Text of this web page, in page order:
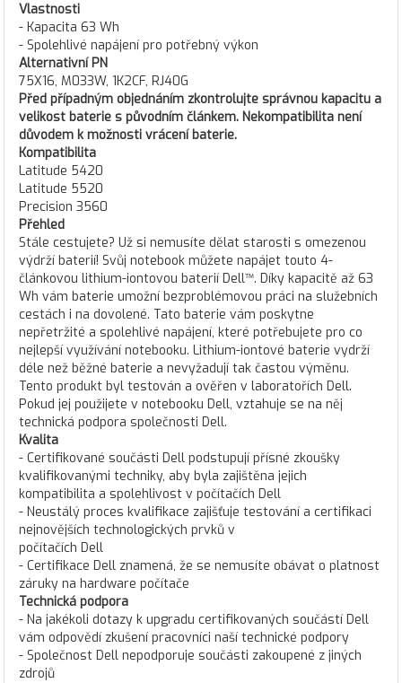
Vlastnosti
- Kapacita 63 Wh
- Spolehlivé napájení pro potřebný výkon
Alternativní PN
75X16, M033W, 1K2CF, RJ40G
Před případným objednáním zkontrolujte správnou kapacitu a
velikost baterie s původním článkem. Nekompatibilita není
důvodem k možnosti vrácení baterie.
Kompatibilita
Latitude 5420
Latitude 5520
Precision 3560
Přehled
Stále cestujete? Už si nemusíte dělat starosti s omezenou
výdrží baterií! Svůj notebook můžete napájet touto 4-
článkovou lithium-iontovou baterií Dell™. Díky kapacitě až 63
Wh vám baterie umožní bezproblémovou práci na služebních
cestách i na dovolené. Tato baterie vám poskytne
nepřetržité a spolehlivé napájení, které potřebujete pro co
nejlepší využívání notebooku. Lithium-iontové baterie vydrží
déle než běžné baterie a nevyžadují tak častou výměnu.
Tento produkt byl testován a ověřen v laboratořích Dell.
Pokud jej použijete v notebooku Dell, vztahuje se na něj
technická podpora společnosti Dell.
Kvalita
- Certifikované součásti Dell podstupují přísné zkoušky
kvalifikovanými techniky, aby byla zajištěna jejich
kompatibilita a spolehlivost v počítačích Dell
- Neustálý proces kvalifikace zajišťuje testování a certifikaci
nejnovějších technologických prvků v
počítačích Dell
- Certifikace Dell znamená, že se nemusíte obávat o platnost
záruky na hardware počítače
Technická podpora
- Na jakékoli dotazy k upgradu certifikovaných součástí Dell
vám odpovědí zkušení pracovníci naší technické podpory
- Společnost Dell nepodporuje součásti zakoupené z jiných
zdrojů